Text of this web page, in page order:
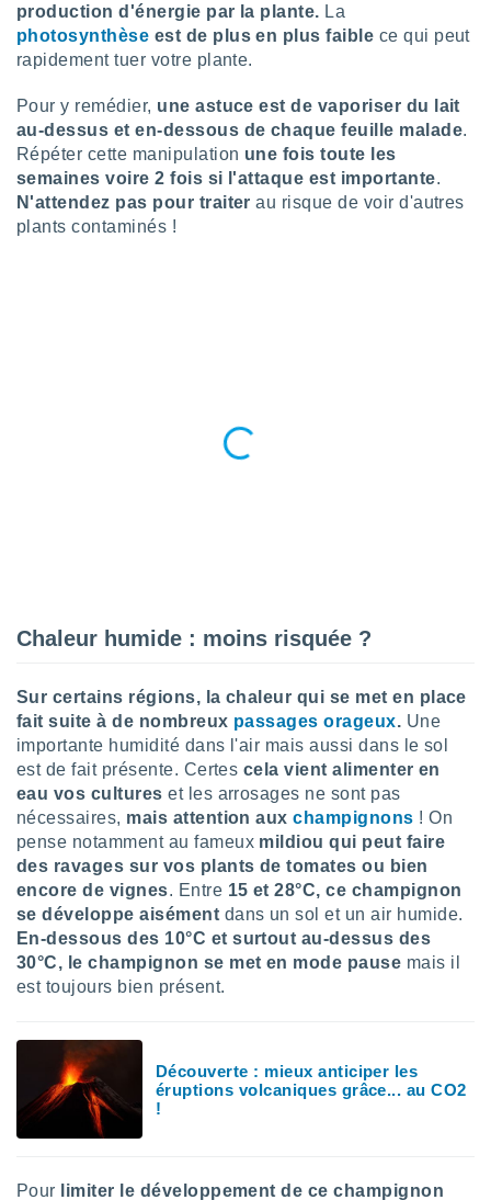
des
des
pour
ce
à
en
«
» ou
web.
nos
des
sur
production d'énergie par la plante. La
photosynthèse est de plus en plus faible ce qui peut
rapidement tuer votre plante.
Pour y remédier, une astuce est de vaporiser du lait
au-dessus et en-dessous de chaque feuille malade.
Répéter cette manipulation une fois toute les
semaines voire 2 fois si l'attaque est importante.
N'attendez pas pour traiter au risque de voir d'autres
plants contaminés !
Chaleur humide : moins risquée ?
Sur certains régions, la chaleur qui se met en place
fait suite à de nombreux passages orageux. Une
importante humidité dans l'air mais aussi dans le sol
est de fait présente. Certes cela vient alimenter en
eau vos cultures et les arrosages ne sont pas
nécessaires, mais attention auxchampignons ! On
pense notamment au fameux mildiou qui peut faire
des ravages sur vos plants de tomates ou bien
encore de vignes. Entre 15 et 28°C, ce champignon
se développe aisément dans un sol et un air humide.
En-dessous des 10°C et surtout au-dessus des
30°C, le champignon se met en mode pause mais il
est toujours bien présent.
Découverte : mieux anticiper les
éruptions volcaniques grâce... au CO2
!
Pour
limiter le développement de ce champignon